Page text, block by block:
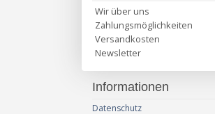
Wir über uns
Zahlungsmöglichkeiten
Versandkosten
Newsletter
Informationen
Datenschutz